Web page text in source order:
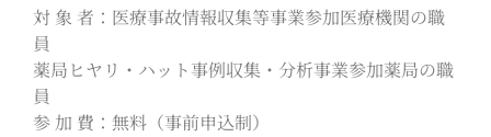
対 象 者：医療事故情報収集等事業参加医療機関の職
員
薬局ヒヤリ・ハット事例収集・分析事業参加薬局の職
員
参 加 費：無料（事前申込制）